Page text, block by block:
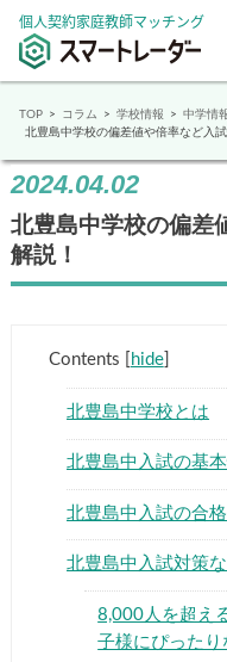
個人契約家庭教師マッチング
TOP コラム 学校情報
中学情
北豊島中学校の偏差値や倍率など入
2024.04.02
北豊島中学校の偏差
解説！
Contents hide]
北豊島中学校とは
北豊島中入試の基
北豊島中入試の合
北豊島中入試対策
8,000人を超え
子様にぴったり